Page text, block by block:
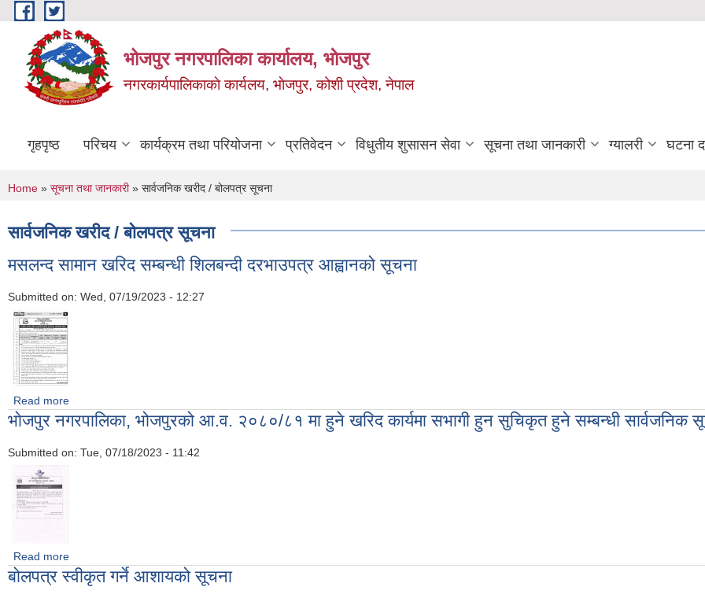
Skip to main content
भोजपुर नगरपालिका कार्यालय, भाेजपुर
नगरकार्यपालिकाकाे कार्यलय, भाेजपुर, कोशी प्रदेश, नेपाल
गृहपृष्ठ परिचय कार्यक्रम तथा परियोजना प्रतिवेदन विधुतीय शुसासन सेवा सूचना तथा जानकारी ग्यालरी घटना
You are here
Home » सूचना तथा जानकारी» सार्वजनिक खरीद / बोलपत्र सूचना
सार्वजनिक खरीद / बोलपत्र सूचना
मसलन्द सामान खरिद सम्बन्धी शिलबन्दी दरभाउपत्र आह्वानको सूचना
Submitted on: Wed, 07/19/2023 - 12:27
Read more
भाेजपुर नगरपालिका, भोजपुरको आ.व. २०८०/८१ मा हुने खरिद कार्यमा सभागी हुन सुचिकृत हुने सम्बन्धी सार्वजनिक
Submitted on: Tue, 07/18/2023 - 11:42
Read more
बोलपत्र स्वीकृत गर्ने आशायको सूचना